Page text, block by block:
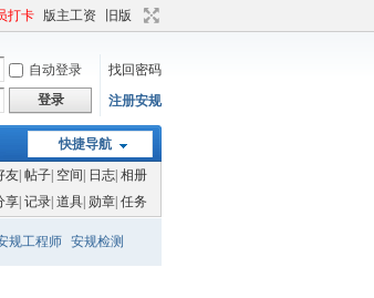
打卡 版主工资 旧版
自动登录
找回密码
登录 注册安规
快捷导航
友| 帖子| 空间 日志| 相册
享| 记录| 道具| 勋章| 任务
规工程师 安规检测